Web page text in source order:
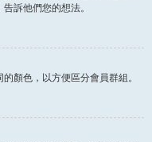
訴他們您的想法。
顏色，以方便區分會員群組。